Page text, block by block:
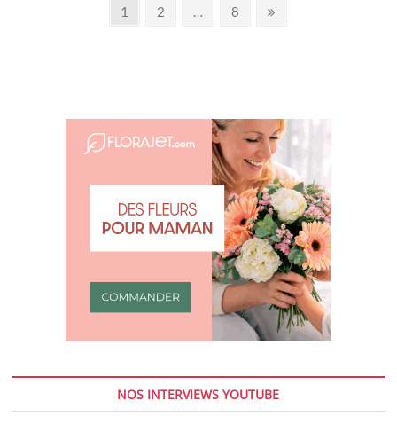
PaginationPage
1 Page
2 … Page
8
NOS INTERVIEWS YOUTUBE